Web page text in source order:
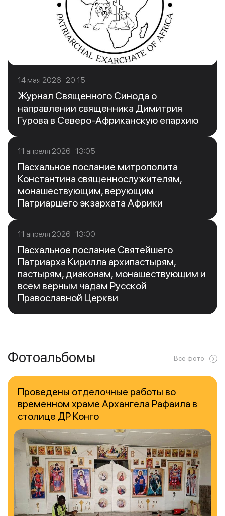
14 мая 2026 20:15
Журнал Священного Синода о
направлении священника Димитрия
Гурова в Северо-Африканскую епархию
11 апреля 2026 13:05
Пасхальное послание митрополита
Константина священнослужителям,
монашествующим, верующим
Патриаршего экзархата Африки
11 апреля 2026 13:00
Пасхальное послание Святейшего
Патриарха Кирилла архипастырям,
пастырям, диаконам, монашествующим и
всем верным чадам Русской
Православной Церкви
Фотоальбомы Все фото
Проведены отделочные работы во
временном храме Архангела Рафаила в
столице ДР Конго